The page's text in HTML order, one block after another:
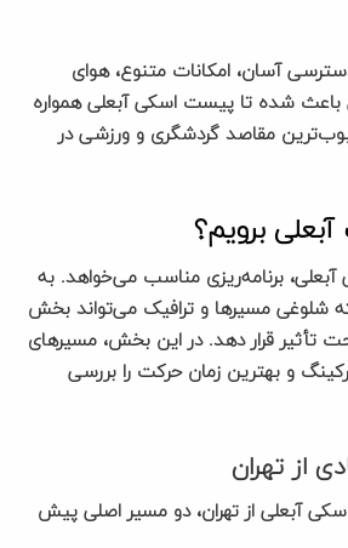
آسان، امکانات متنوع، هوای
شده تا پیست اسکی آبعلی همواره
مقاصد گردشگری و ورزشی در
برویم؟
برنامه‌ریزی مناسب می‌خواهد. به
شلوغی مسیرها و ترافیک می‌تواند بخش
تأثیر قرار دهد. در این بخش، مسیرهای
و بهترین زمان حرکت را بررسی
از تهران
آبعلی از تهران، دو مسیر اصلی پیش